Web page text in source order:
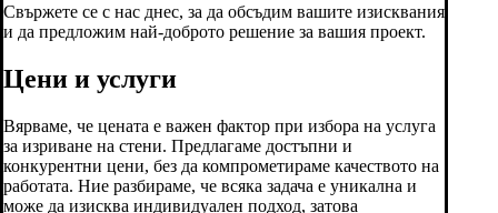
Свържете се с нас днес, за да обсъдим вашите изисквания
и да предложим най-доброто решение за вашия проект.
Цени и услуги
Вярваме, че цената е важен фактор при избора на услуга
за изриване на стени. Предлагаме достъпни и
конкурентни цени, без да компрометираме качеството на
работата. Ние разбираме, че всяка задача е уникална и
може да изисква индивидуален подход, затова